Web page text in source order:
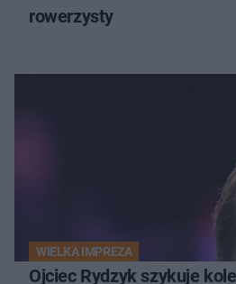
rowerzysty
WIELKA IMPREZA
Ojciec Rydzyk szykuje